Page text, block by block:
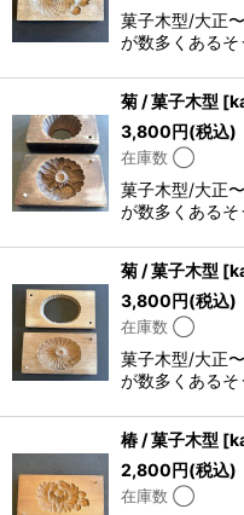
菓子木型/大正
が数多くある
菊 / 菓子木型 [
3,800円(税込)
在庫数 ◯
菓子木型/大正
が数多くある
菊 / 菓子木型 [
3,800円(税込)
在庫数 ◯
菓子木型/大正
が数多くある
椿 / 菓子木型 [
2,800円(税込)
在庫数 ◯